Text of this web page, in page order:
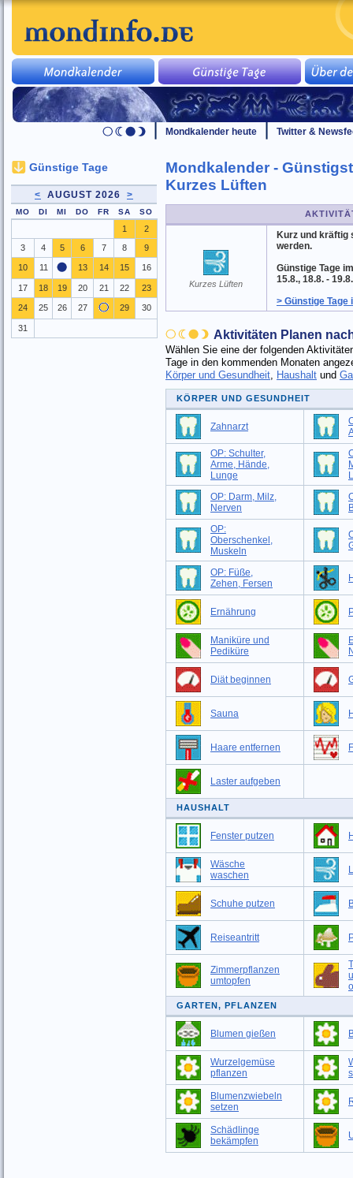
Mondkalender heute Twitter &
Mondkalender -
Kurzes Lüften
Kurzes Lüften
Kurz und kräftig
werden.
Günstige Tage
15.8., 18.8. -
> Günstige Tage
Aktivitäten Planen
Wählen Sie eine der folgenden
Tage in den kommenden Monaten
Körper und Gesundheit, Haushaltund
KÖRPER UND GESUNDHEIT
Zahnarzt
OP: Schulter,
Arme, Hände,
Lunge
OP: Darm, Milz,
Nerven
OP:
Oberschenkel,
Muskeln
OP: Füße,
Zehen, Fersen
Ernährung
Maniküre und
Pediküre
Diät beginnen
Sauna
Haare entfernen
Laster aufgeben
HAUSHALT
Fenster putzen
Wäsche
waschen
Schuhe putzen
Reiseantritt
Zimmerpflanzen
umtopfen
GARTEN, PFLANZEN
Blumen gießen
Wurzelgemüse
pflanzen
Blumenzwiebeln
setzen
Schädlinge
bekämpfen
Günstige Tage
< AUGUST 2026 >
MO DI MI DO FR SA SO
1
2
3
4 5 6 7 8 9
10 11 13 14 15 16
17 18 19 20 21 22 23
24 25 26 27 29 30
31